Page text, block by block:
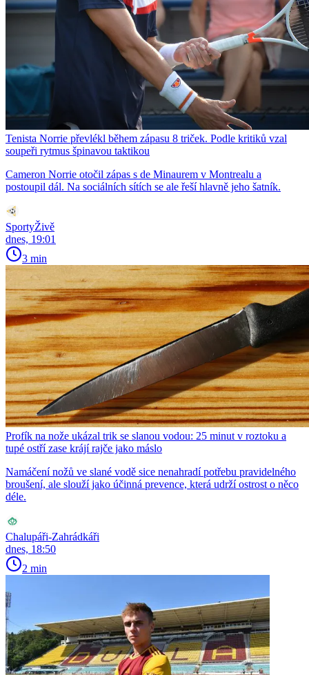
Tenista Norrie převlékl během zápasu 8 triček. Podle kritiků vzal
soupeři rytmus špinavou taktikou
Cameron Norrie otočil zápas s de Minaurem v Montrealu a
postoupil dál. Na sociálních sítích se ale řeší hlavně jeho šatník.
SportyŽivě
dnes, 19:01
3 min
Profík na nože ukázal trik se slanou vodou: 25 minut v roztoku a
tupé ostří zase krájí rajče jako máslo
Namáčení nožů ve slané vodě sice nenahradí potřebu pravidelného
broušení, ale slouží jako účinná prevence, která udrží ostrost o něco
déle.
Chalupáři-Zahrádkáři
dnes, 18:50
2 min